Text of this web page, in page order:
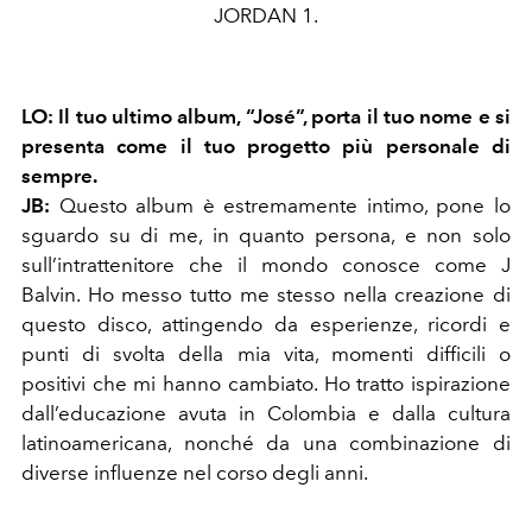
JORDAN 1.
LO: Il tuo ultimo album, “José”, porta il tuo nome e si
presenta come il tuo progetto più personale di
sempre.
JB: Questo album è estremamente intimo, pone lo
sguardo su di me, in quanto persona, e non solo
sull’intrattenitore che il mondo conosce come J
Balvin. Ho messo tutto me stesso nella creazione di
questo disco, attingendo da esperienze, ricordi e
punti di svolta della mia vita, momenti difficili o
positivi che mi hanno cambiato. Ho tratto ispirazione
dall’educazione avuta in Colombia e dalla cultura
latinoamericana, nonché da una combinazione di
diverse influenze nel corso degli anni.